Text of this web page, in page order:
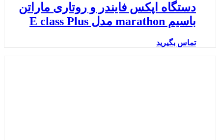
دستگاه اپکس فایندر و روتاری ماراتن
باسیم marathon مدل E class Plus
تماس بگیرید